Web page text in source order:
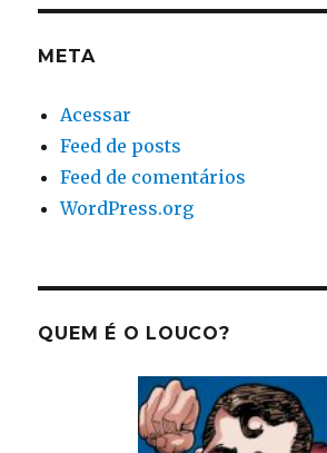
META
Acessar
Feed de posts
Feed de comentários
WordPress.org
QUEM É O LOUCO?